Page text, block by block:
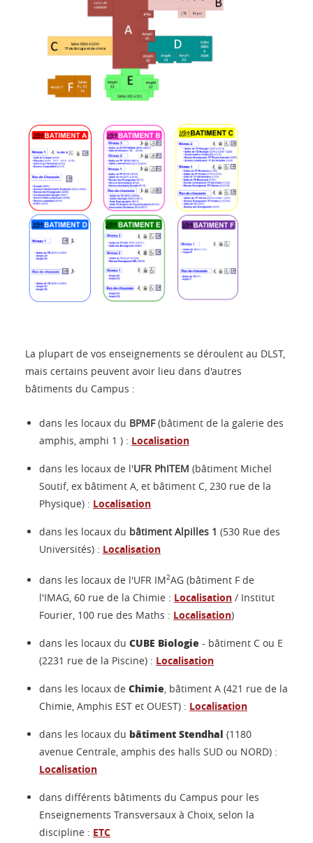
La plupart de vos enseignements se déroulent au DLST,
mais certains peuvent avoir lieu dans d'autres
bâtiments du Campus :
dans les locaux du BPMF(bâtiment de la galerie des
amphis, amphi 1 ) : Localisation
dans les locaux de l'UFR PhITEM (bâtiment Michel
Soutif, ex bâtiment A, et bâtiment C, 230 rue de la
Physique) : Localisation
dans les locaux du bâtiment Alpilles 1 (530 Rue des
Universités) : Localisation
dans les locaux de l'UFR IM2AG (bâtiment F de
l'IMAG, 60 rue de la Chimie : Localisation / Institut
Fourier, 100 rue des Maths : Localisation)
dans les locaux du CUBE Biologie - bâtiment C ou E
(2231 rue de la Piscine) : Localisation
dans les locaux de Chimie , bâtiment A (421 rue de la
Chimie, Amphis EST et OUEST) : Localisation
dans les locaux du bâtiment Stendhal (1180
avenue Centrale, amphis des halls SUD ou NORD) :
Localisation
dans différents bâtiments du Campus pour les
Enseignements Transversaux à Choix, selon la
discipline : ETC